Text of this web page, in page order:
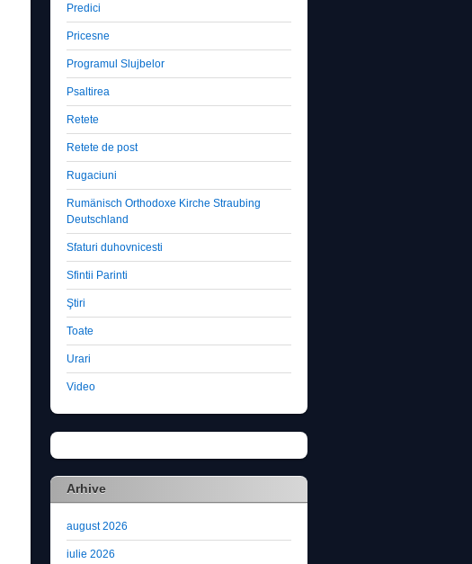
Predici
Pricesne
Programul Slujbelor
Psaltirea
Retete
Retete de post
Rugaciuni
Rumänisch Orthodoxe Kirche Straubing
Deutschland
Sfaturi duhovnicesti
Sfintii Parinti
Ştiri
Toate
Urari
Video
Arhive
august 2026
iulie 2026